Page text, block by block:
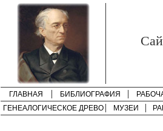
ГЛАВНАЯ БИБЛИОГРАФИЯ
ГЕНЕАЛОГИЧЕСКОЕ ДРЕВО
МУЗЕИ